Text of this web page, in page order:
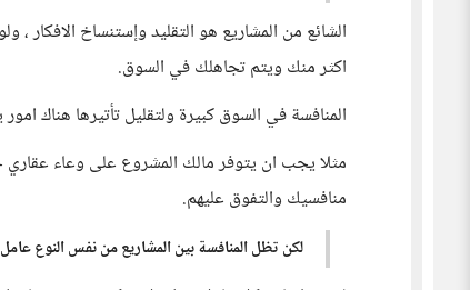
الشائع من المشاريع هو التقليد وإستنساخ الافكار
اكثر منك ويتم تجاهلك في السوق.
المنافسة في السوق كبيرة ولتقليل تأتيرها هناك
مثلا يجب ان يتوفر مالك المشروع على وعاء
منافسيك والتفوق عليهم.
لكن تظل المنافسة بين المشاريع من نفس النوع